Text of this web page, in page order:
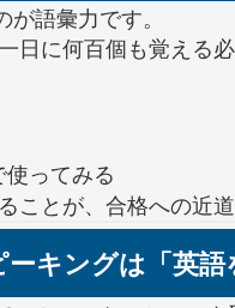
語彙力です。
日に何百個も覚える必
ってみる
ことが、合格への近道
キングは「英